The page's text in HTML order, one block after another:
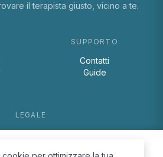
il terapista giusto, vicino a te.
SUPPORTO
Contatti
Guide
LEGALE